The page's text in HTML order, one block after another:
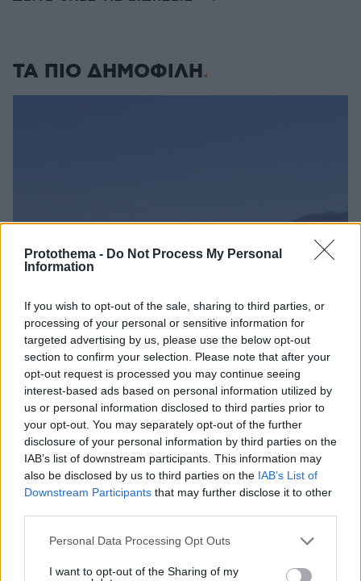
Protothema - Do Not Process My Personal
Information
If you wish to opt-out of the sale, sharing to third parties, or
processing of your personal or sensitive information for
targeted advertising by us, please use the below opt-out
section to confirm your selection. Please note that after your
opt-out request is processed you may continue seeing
interest-based ads based on personal information utilized by
us or personal information disclosed to third parties prior to
your opt-out. You may separately opt-out of the further
disclosure of your personal information by third parties on the
IAB’s list of downstream participants. This information may
also be disclosed by us to third parties on the IAB’s List of
Downstream Participants that may further disclose it to other
Please note that this website/app uses one or more Google
not limited to your visit or usage behaviour. You may click to
Personal Data Processing Opt Outs
I want to opt-out of the Sharing of my
ΤΑ ΠΙΟ ΔΗΜΟΦΙΛΗ
Πώς έγινε η τραγωδία με την νεκρή μητέρα στα
Μάλια: Βούτηξε για να βοηθήσει τη φίλη της και
πνίγηκε, τα παιδιά φώναζαν για βοήθεια
06.08.2026, 21:23